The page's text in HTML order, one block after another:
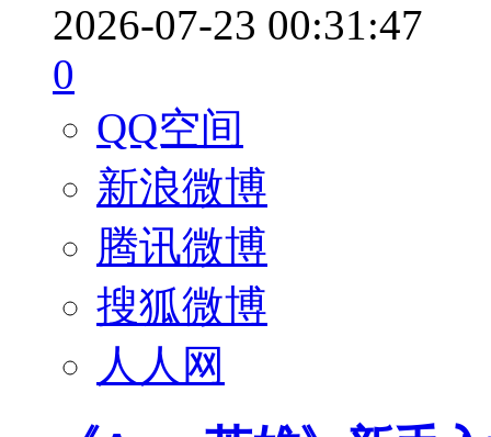
2026-07-23 00:31:47
0
QQ空间
新浪微博
腾讯微博
搜狐微博
人人网